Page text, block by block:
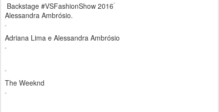
Backstage #VSFashionShow 2016
Alessandra Ambrósio.
Adriana Lima e Alessandra Ambrósio
The Weeknd